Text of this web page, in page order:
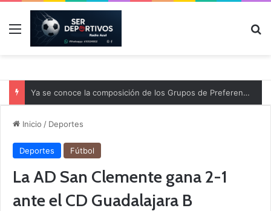
Menú
Ya se conoce la composición de los Grupos de Preferente y el calendario
Inicio / Deportes
Deportes Fútbol
La AD San Clemente gana 2-1
ante el CD Guadalajara B